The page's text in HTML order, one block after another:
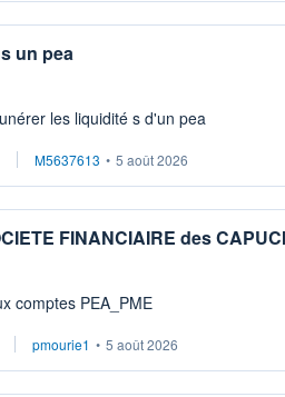
un pea
les liquidité s d'un pea
M5637613 • 5 août 2026
FINANCIAIRE des
aux comptes PEA_PME
pmourie1 • 5 août 2026